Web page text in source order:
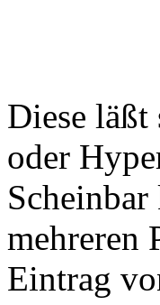
Diese
oder
mehreren
Eintrag